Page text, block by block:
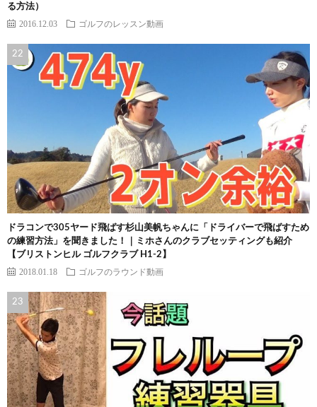
る方法）
2016.12.03 ゴルフのレッスン動画
ドラコンで305ヤード飛ばす杉山美帆ちゃんに「ドライバーで飛ばすため
の練習方法」を聞きました！｜ミホさんのクラブセッティングも紹介
【ブリストンヒル ゴルフクラブ H1-2】
2018.01.18 ゴルフのラウンド動画